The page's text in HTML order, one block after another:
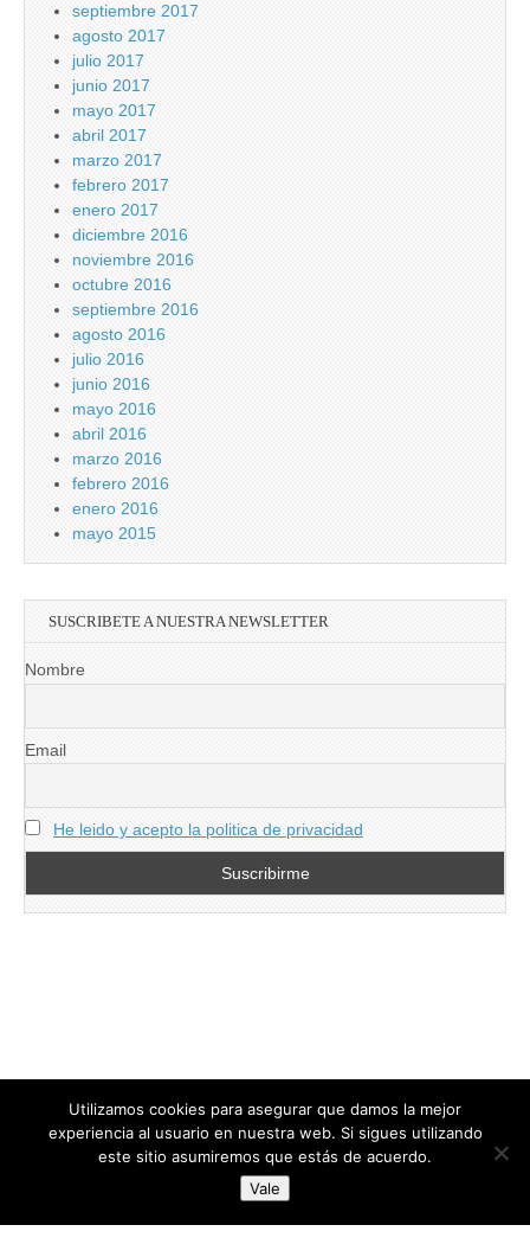
septiembre 2017
agosto 2017
julio 2017
junio 2017
mayo 2017
abril 2017
marzo 2017
febrero 2017
enero 2017
diciembre 2016
noviembre 2016
octubre 2016
septiembre 2016
agosto 2016
julio 2016
junio 2016
mayo 2016
abril 2016
marzo 2016
febrero 2016
enero 2016
mayo 2015
SUSCRIBETE A NUESTRA NEWSLETTER
Nombre
Email
He leido y acepto la politica de privacidad
directoresdeseguridad.es
Diseñado por Centro Andaluz de Estudios y Entrenamiento
Utilizamos cookies para asegurar que damos la mejor
experiencia al usuario en nuestra web. Si sigues utilizando
este sitio asumiremos que estás de acuerdo.
Vale